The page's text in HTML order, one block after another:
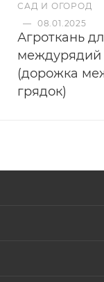
САД И ОГОРОД
— 08.01.2025
Агроткань
междурядий
(дорожка
грядок)